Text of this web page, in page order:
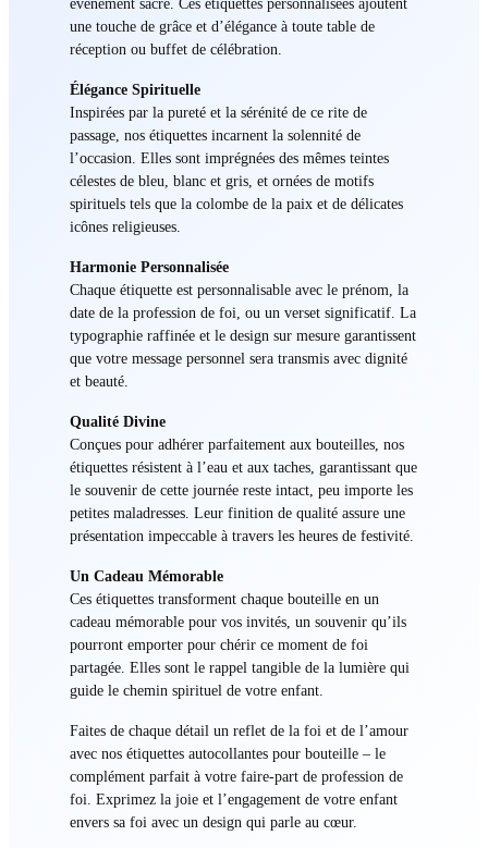
une touche de grâce et d’élégance à toute table de
réception ou buffet de célébration.
Élégance Spirituelle
Inspirées par la pureté et la sérénité de ce rite de
passage, nos étiquettes incarnent la solennité de
l’occasion. Elles sont imprégnées des mêmes teintes
célestes de bleu, blanc et gris, et ornées de motifs
spirituels tels que la colombe de la paix et de délicates
icônes religieuses.
Harmonie Personnalisée
Chaque étiquette est personnalisable avec le prénom, la
date de la profession de foi, ou un verset significatif. La
typographie raffinée et le design sur mesure garantissent
que votre message personnel sera transmis avec dignité
et beauté.
Qualité Divine
Conçues pour adhérer parfaitement aux bouteilles, nos
étiquettes résistent à l’eau et aux taches, garantissant que
le souvenir de cette journée reste intact, peu importe les
petites maladresses. Leur finition de qualité assure une
présentation impeccable à travers les heures de festivité.
Un Cadeau Mémorable
Ces étiquettes transforment chaque bouteille en un
cadeau mémorable pour vos invités, un souvenir qu’ils
pourront emporter pour chérir ce moment de foi
partagée. Elles sont le rappel tangible de la lumière qui
guide le chemin spirituel de votre enfant.
Faites de chaque détail un reflet de la foi et de l’amour
avec nos étiquettes autocollantes pour bouteille – le
complément parfait à votre faire-part de profession de
foi. Exprimez la joie et l’engagement de votre enfant
envers sa foi avec un design qui parle au cœur.